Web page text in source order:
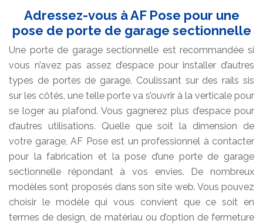
Adressez-vous à AF Pose pour une
pose de porte de garage sectionnelle
Une porte de garage sectionnelle est recommandée si
vous n’avez pas assez d’espace pour installer d’autres
types de portes de garage. Coulissant sur des rails sis
sur les côtés, une telle porte va s’ouvrir à la verticale pour
se loger au plafond. Vous gagnerez plus d’espace pour
d’autres utilisations. Quelle que soit la dimension de
votre garage, AF Pose est un professionnel à contacter
pour la fabrication et la pose d’une porte de garage
sectionnelle répondant à vos envies. De nombreux
modèles sont proposés dans son site web. Vous pouvez
choisir le modèle qui vous convient que ce soit en
termes de design, de matériau ou d’option de fermeture